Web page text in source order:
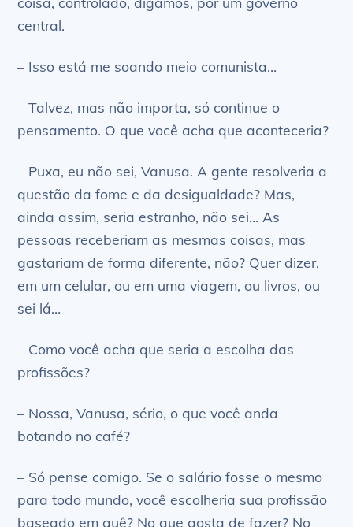
central.
– Isso está me soando meio comunista…
– Talvez, mas não importa, só continue o
pensamento. O que você acha que aconteceria?
– Puxa, eu não sei, Vanusa. A gente resolveria a
questão da fome e da desigualdade? Mas,
ainda assim, seria estranho, não sei… As
pessoas receberiam as mesmas coisas, mas
gastariam de forma diferente, não? Quer dizer,
em um celular, ou em uma viagem, ou livros, ou
sei lá…
– Como você acha que seria a escolha das
profissões?
– Nossa, Vanusa, sério, o que você anda
botando no café?
– Só pense comigo. Se o salário fosse o mesmo
para todo mundo, você escolheria sua profissão
baseado em quê? No que gosta de fazer? No